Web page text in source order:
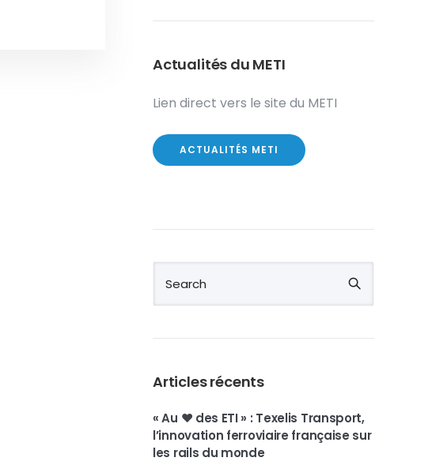
Actualités du METI
Lien direct vers le site du METI
ACTUALITÉS METI
Articles récents
« Au ❤️ des ETI » : Texelis Transport,
l’innovation ferroviaire française sur
les rails du monde